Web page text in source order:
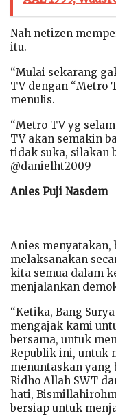
Nah netizen
itu.
“Mulai sekarang
TV dengan “Metro
menulis.
“Metro TV yg
TV akan semakin
tidak suka, silakan
@danielht2009
Anies Puji Nasdem
Anies menyatakan,
melaksanakan
kita semua dalam
menjalankan
“Ketika, Bang
mengajak kami
bersama, untuk
Republik ini, untuk
menuntaskan yang
Ridho Allah SWT
hati,
bersiap untuk